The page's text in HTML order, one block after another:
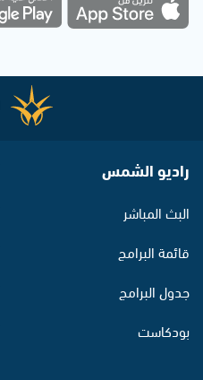
راديو الشمس
البث المباشر
قائمة البرامج
جدول البرامج
بودكاست